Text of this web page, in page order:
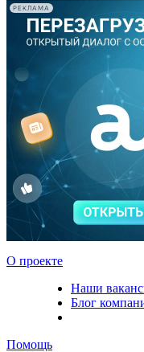
РЕКЛАМА
О проекте
Наши
Блог
Помощь